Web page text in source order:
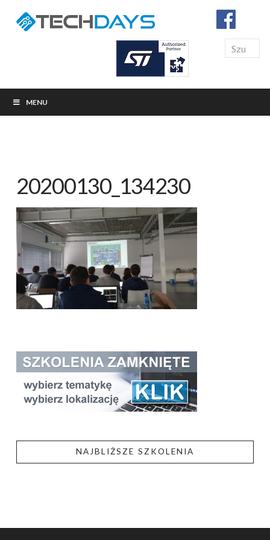
Search
MENU
20200130_134230
NAJBLIŻSZE SZKOLENIA